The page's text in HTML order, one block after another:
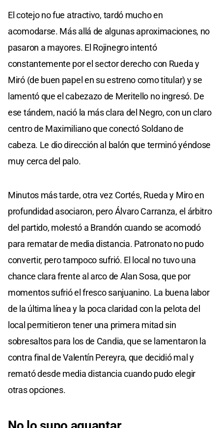
El cotejo no fue atractivo, tardó mucho en
acomodarse. Más allá de algunas aproximaciones, no
pasaron a mayores. El Rojinegro intentó
constantemente por el sector derecho con Rueda y
Miró (de buen papel en su estreno como titular) y se
lamentó que el cabezazo de Meritello no ingresó. De
ese tándem, nació la más clara del Negro, con un claro
centro de Maximiliano que conectó Soldano de
cabeza. Le dio dirección al balón que terminó yéndose
muy cerca del palo.
Minutos más tarde, otra vez Cortés, Rueda y Miro en
profundidad asociaron, pero Álvaro Carranza, el árbitro
del partido, molestó a Brandón cuando se acomodó
para rematar de media distancia. Patronato no pudo
convertir, pero tampoco sufrió. El local no tuvo una
chance clara frente al arco de Alan Sosa, que por
momentos sufrió el fresco sanjuanino. La buena labor
de la última línea y la poca claridad con la pelota del
local permitieron tener una primera mitad sin
sobresaltos para los de Candia, que se lamentaron la
contra final de Valentín Pereyra, que decidió mal y
remató desde media distancia cuando pudo elegir
otras opciones.